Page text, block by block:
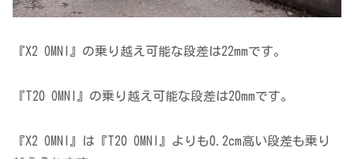
『X2 OMNI』の乗り越え可能な段差は22mmです。
『T20 OMNI』の乗り越え可能な段差は20mmです。
『X2 OMNI』は『T20 OMNI』よりも0.2cm高い段差も乗り